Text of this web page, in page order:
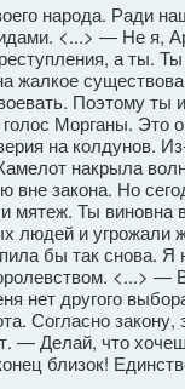
народа. Ради
<...> — Не я,
а ты.
жалкое
Поэтому ты
Морганы. Это
на колдунов.
накрыла
вне закона. Но
мятеж. Ты виновна
людей и угрожали
бы так снова. Я
<...> —
нет другого
Согласно закону,
— Делай, что
близок!